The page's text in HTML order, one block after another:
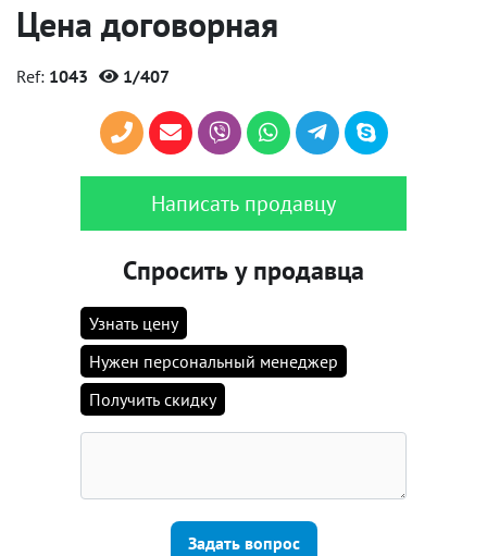
Цена договорная
Ref: 1043 1/407
Написать продавцу
Спросить у продавца
Узнать цену
Нужен персональный менеджер
Получить скидку
Задать вопрос